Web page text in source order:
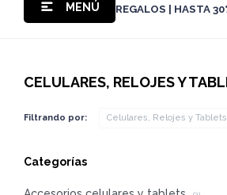
MENÚ REGALOS | HASTA
CELULARES, RELOJES Y
Filtrando por: Celulares, Relojes y Tablets
Categorías